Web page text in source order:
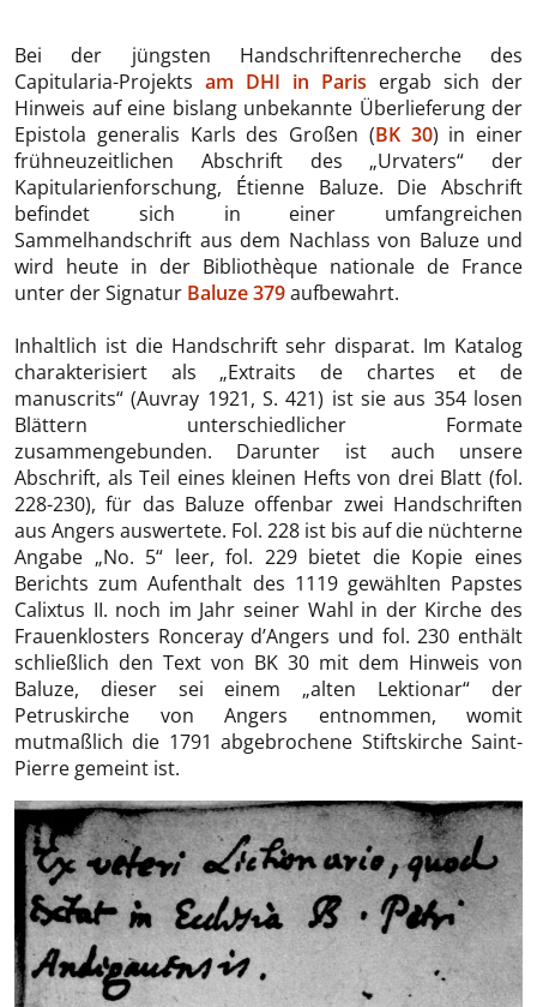
Bei der jüngsten Handschriftenrecherche des
Capitularia-Projekts am DHI in Paris ergab sich der
Hinweis auf eine bislang unbekannte Überlieferung der
Epistola generalis Karls des Großen (BK 30) in einer
frühneuzeitlichen Abschrift des „Urvaters“ der
Kapitularienforschung, Étienne Baluze. Die Abschrift
befindet sich in einer umfangreichen
Sammelhandschrift aus dem Nachlass von Baluze und
wird heute in der Bibliothèque nationale de France
unter der Signatur Baluze 379aufbewahrt.
Inhaltlich ist die Handschrift sehr disparat. Im Katalog
charakterisiert als „Extraits de chartes et de
manuscrits“ (Auvray 1921, S. 421) ist sie aus 354 losen
Blättern unterschiedlicher Formate
zusammengebunden. Darunter ist auch unsere
Abschrift, als Teil eines kleinen Hefts von drei Blatt (fol.
228-230), für das Baluze offenbar zwei Handschriften
aus Angers auswertete. Fol. 228 ist bis auf die nüchterne
Angabe „No. 5“ leer, fol. 229 bietet die Kopie eines
Berichts zum Aufenthalt des 1119 gewählten Papstes
Calixtus II. noch im Jahr seiner Wahl in der Kirche des
Frauenklosters Ronceray d’Angers und fol. 230 enthält
schließlich den Text von BK 30 mit dem Hinweis von
Baluze, dieser sei einem „alten Lektionar“ der
Petruskirche von Angers entnommen, womit
mutmaßlich die 1791 abgebrochene Stiftskirche Saint-
Pierre gemeint ist.